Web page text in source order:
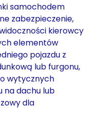
samochodem
zabezpieczenie,
kierowcy
elementów
pojazdu z
lub furgonu,
wytycznych
dachu lub
dla